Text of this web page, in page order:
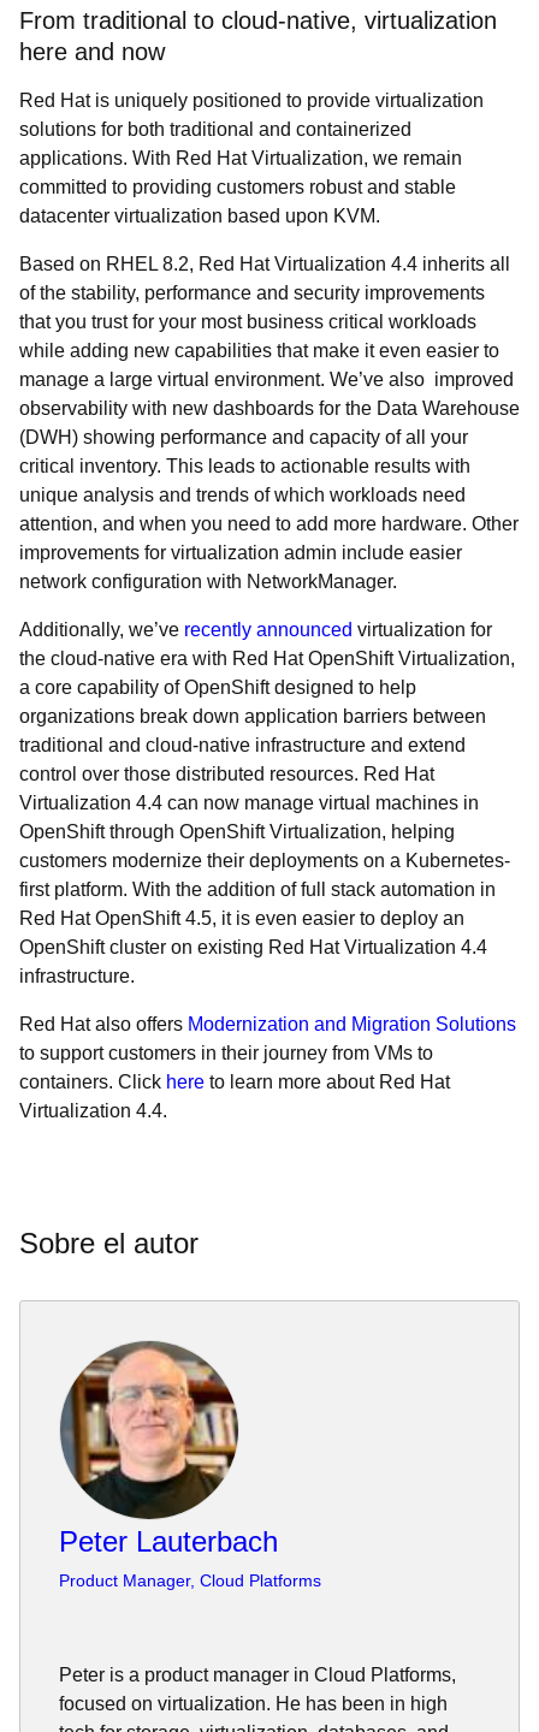
From traditional to cloud-native, virtualization
here and now
Red Hat is uniquely positioned to provide virtualization
solutions for both traditional and containerized
applications. With Red Hat Virtualization, we remain
committed to providing customers robust and stable
datacenter virtualization based upon KVM.
Based on RHEL 8.2, Red Hat Virtualization 4.4 inherits all
of the stability, performance and security improvements
that you trust for your most business critical workloads
while adding new capabilities that make it even easier to
manage a large virtual environment. We’ve also improved
observability with new dashboards for the Data Warehouse
(DWH) showing performance and capacity of all your
critical inventory. This leads to actionable results with
unique analysis and trends of which workloads need
attention, and when you need to add more hardware. Other
improvements for virtualization admin include easier
network configuration with NetworkManager.
Additionally, we’ve recently announced virtualization for
the cloud-native era with Red Hat OpenShift Virtualization,
a core capability of OpenShift designed to help
organizations break down application barriers between
traditional and cloud-native infrastructure and extend
control over those distributed resources. Red Hat
Virtualization 4.4 can now manage virtual machines in
OpenShift through OpenShift Virtualization, helping
customers modernize their deployments on a Kubernetes-
first platform. With the addition of full stack automation in
Red Hat OpenShift 4.5, it is even easier to deploy an
OpenShift cluster on existing Red Hat Virtualization 4.4
infrastructure.
Red Hat also offers Modernization and Migration Solutions
to support customers in their journey from VMs to
containers. Click here to learn more about Red Hat
Virtualization 4.4.
Sobre el autor
Peter Lauterbach
Product Manager, Cloud Platforms
Peter is a product manager in Cloud Platforms,
focused on virtualization. He has been in high